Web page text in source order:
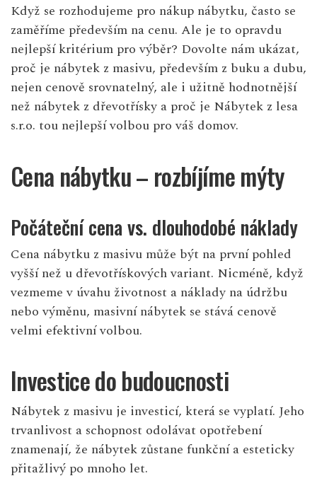
Když se rozhodujeme pro nákup nábytku, často se
zaměříme především na cenu. Ale je to opravdu
nejlepší kritérium pro výběr? Dovolte nám ukázat,
proč je nábytek z masivu, především z buku a dubu,
nejen cenově srovnatelný, ale i užitně hodnotnější
než nábytek z dřevotřísky a proč je Nábytek z lesa
s.r.o. tou nejlepší volbou pro váš domov.
Cena nábytku – rozbíjíme mýty
Počáteční cena vs. dlouhodobé náklady
Cena nábytku z masivu může být na první pohled
vyšší než u dřevotřískových variant. Nicméně, když
vezmeme v úvahu životnost a náklady na údržbu
nebo výměnu, masivní nábytek se stává cenově
velmi efektivní volbou.
Investice do budoucnosti
Nábytek z masivu je investicí, která se vyplatí. Jeho
trvanlivost a schopnost odolávat opotřebení
znamenají, že nábytek zůstane funkční a esteticky
přitažlivý po mnoho let.